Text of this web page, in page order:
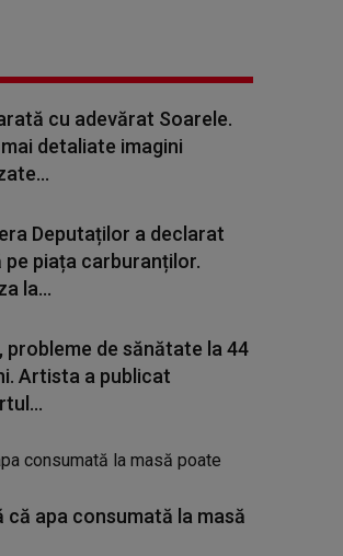
cu adevărat Soarele.
detaliate imagini
Deputaților a declarat
pe piața carburanților.
la...
probleme de sănătate la 44
Artista a publicat
apa consumată la masă